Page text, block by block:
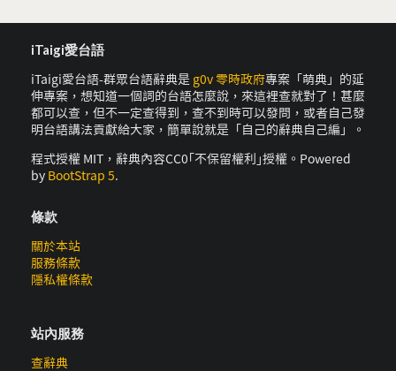
iTaigi愛台語
iTaigi愛台語-群眾台語辭典是 g0v 零時政府專案「萌典」的延
伸專案，想知道一個詞的台語怎麼說，來這裡查就對了！甚麼
都可以查，但不一定查得到，查不到時可以發問，或者自己發
明台語講法貢獻給大家，簡單說就是「自己的辭典自己編」。
程式授權 MIT，辭典內容CC0｢不保留權利｣授權。Powered
by BootStrap 5.
條款
關於本站
服務條款
隱私權條款
站內服務
查辭典